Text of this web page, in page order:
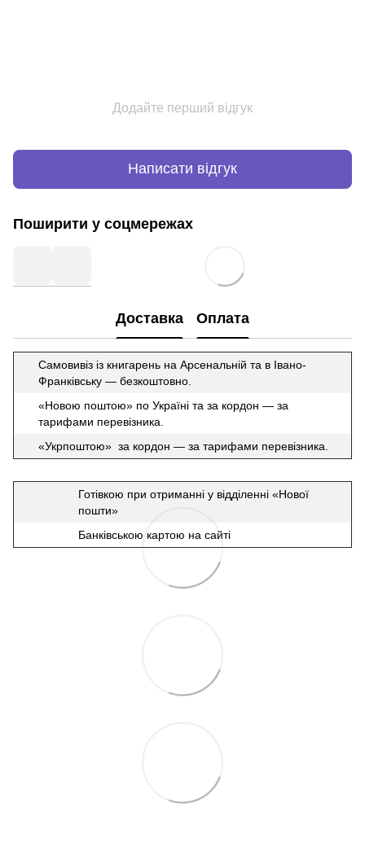
Додайте перший відгук
Написати відгук
Поширити у соцмережах
Доставка Оплата
Самовивіз із книгарень на Арсенальній та в Івано-
Франківську — безкоштовно.
«Новою поштою» по Україні та за кордон — за
тарифами перевізника.
«Укрпоштою» за кордон — за тарифами перевізника.
Готівкою при отриманні у відділенні «Нової
пошти»
Банківською картою на сайті